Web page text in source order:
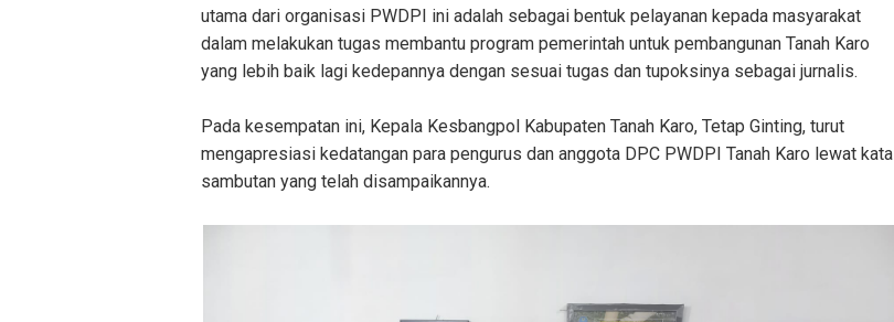
utama dari organisasi PWDPI ini adalah sebagai bentuk pelayanan kepada masyarakat
dalam melakukan tugas membantu program pemerintah untuk pembangunan Tanah Karo
yang lebih baik lagi kedepannya dengan sesuai tugas dan tupoksinya sebagai jurnalis.
Pada kesempatan ini, Kepala Kesbangpol Kabupaten Tanah Karo, Tetap Ginting, turut
mengapresiasi kedatangan para pengurus dan anggota DPC PWDPI Tanah Karo lewat kata
sambutan yang telah disampaikannya.